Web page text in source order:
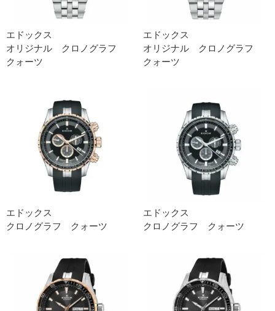
エドックス
オリジナル クロノグラフ
クォーツ
エドックス
オリジナル クロノグラフ
クォーツ
エドックス
クロノグラフ クォーツ
エドックス
クロノグラフ クォーツ